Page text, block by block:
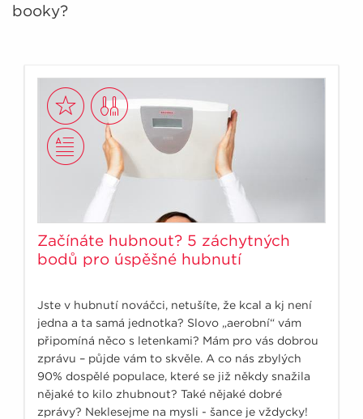
booky?
Začínáte hubnout? 5 záchytných
bodů pro úspěšné hubnutí
Jste v hubnutí nováčci, netušíte, že kcal a kj není
jedna a ta samá jednotka? Slovo „aerobní“ vám
připomíná něco s letenkami? Mám pro vás dobrou
zprávu – půjde vám to skvěle. A co nás zbylých
90% dospělé populace, které se již někdy snažila
nějaké to kilo zhubnout? Také nějaké dobré
zprávy? Neklesejme na mysli - šance je vždycky!